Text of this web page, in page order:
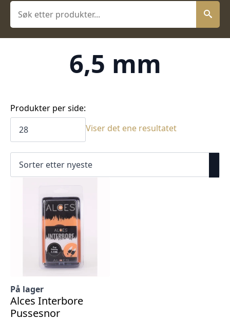
Søk
6,5 mm
Produkter per side:
Viser det ene resultatet
På lager
Alces Interbore
Pussesnor